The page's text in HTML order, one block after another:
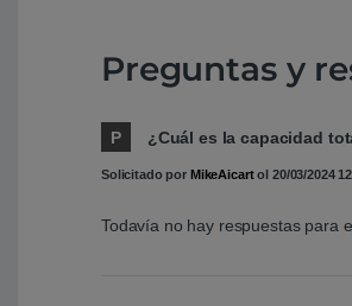
Preguntas y
P ¿Cuál es la capacidad
Solicitado por MikeAicartol 20/03/2024
Todavía no hay respuestas para